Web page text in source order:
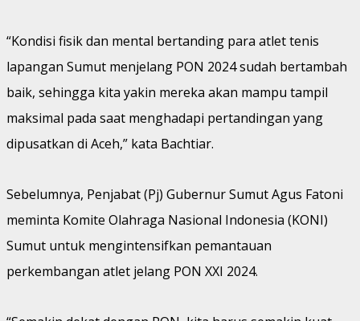
“Kondisi fisik dan mental bertanding para atlet tenis
lapangan Sumut menjelang PON 2024 sudah bertambah
baik, sehingga kita yakin mereka akan mampu tampil
maksimal pada saat menghadapi pertandingan yang
dipusatkan di Aceh,” kata Bachtiar.
Sebelumnya, Penjabat (Pj) Gubernur Sumut Agus Fatoni
meminta Komite Olahraga Nasional Indonesia (KONI)
Sumut untuk mengintensifkan pemantauan
perkembangan atlet jelang PON XXI 2024.